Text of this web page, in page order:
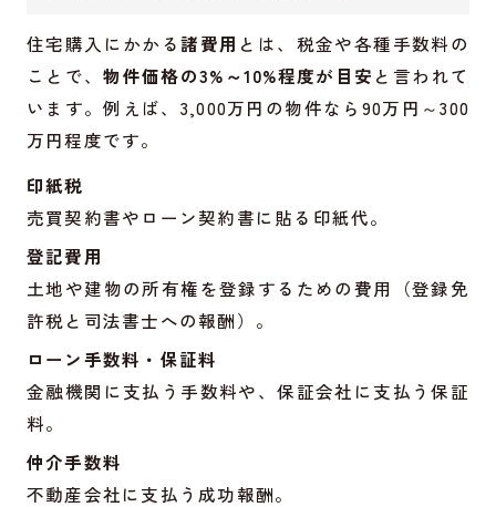
住宅購入にかかる諸費用 とは、税金や各種手数料の
ことで、物件価格の3%～10%程度が目安 と言われて
います。例えば、3,000万円の物件なら90万円～300
万円程度です。
印紙税
売買契約書やローン契約書に貼る印紙代。
登記費用
土地や建物の所有権を登録するための費用（登録免
許税と司法書士への報酬）。
ローン手数料・保証料
金融機関に支払う手数料や、保証会社に支払う保証
料。
仲介手数料
不動産会社に支払う成功報酬。